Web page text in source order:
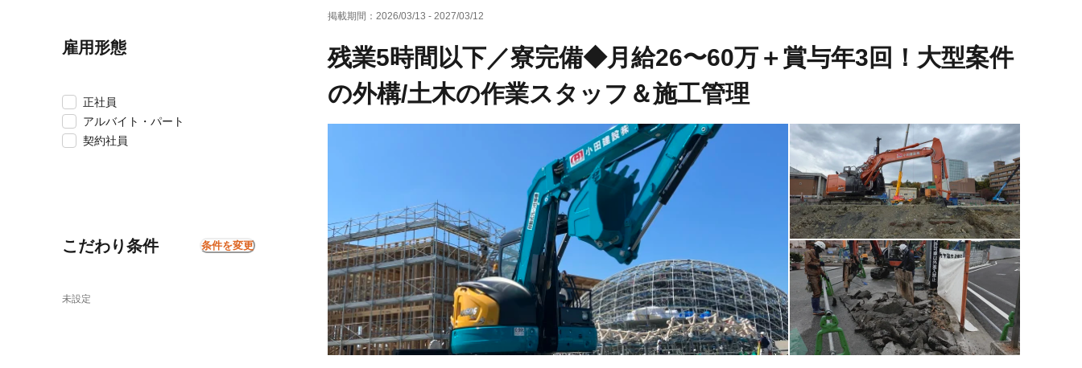
雇用形態
正社員
アルバイト・パート
契約社員
こだわり条件 条件を変更
未設定
掲載期間： 2026/03/13 - 2027/03/12
残業5時間以下／寮完備◆月給26〜60万＋賞与年3回！大型案件
の外構/土木の作業スタッフ＆施工管理